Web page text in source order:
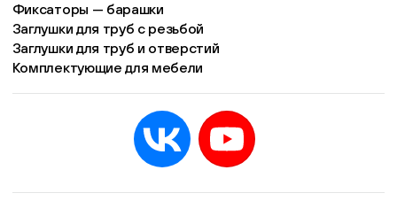
Фиксаторы — барашки
Заглушки для труб с резьбой
Заглушки для труб и отверстий
Комплектующие для мебели